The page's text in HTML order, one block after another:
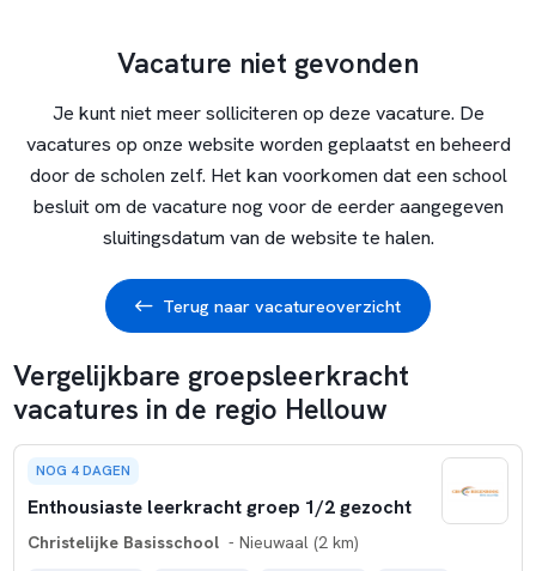
Vacature niet gevonden
Je kunt niet meer solliciteren op deze vacature. De
vacatures op onze website worden geplaatst en beheerd
door de scholen zelf. Het kan voorkomen dat een school
besluit om de vacature nog voor de eerder aangegeven
sluitingsdatum van de website te halen.
Terug naar vacatureoverzicht
Vergelijkbare groepsleerkracht
vacatures in de regio Hellouw
NOG 4 DAGEN
Enthousiaste leerkracht groep 1/2 gezocht
Christelijke Basisschool - Nieuwaal (2 km)